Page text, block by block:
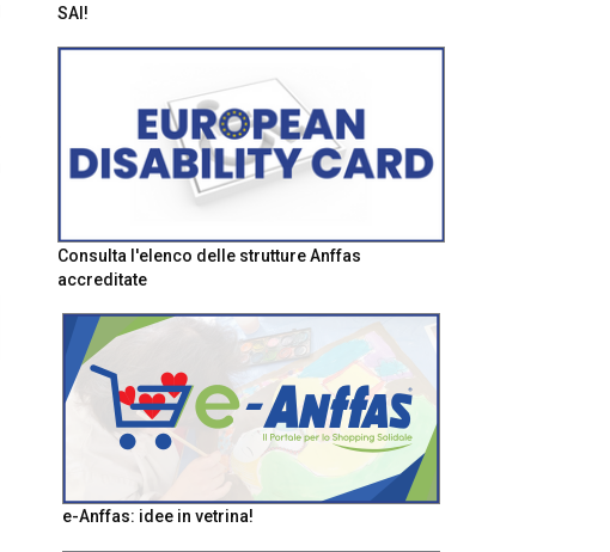
SAI!
Consulta l'elenco delle strutture Anffas
accreditate
e-Anffas: idee in vetrina!